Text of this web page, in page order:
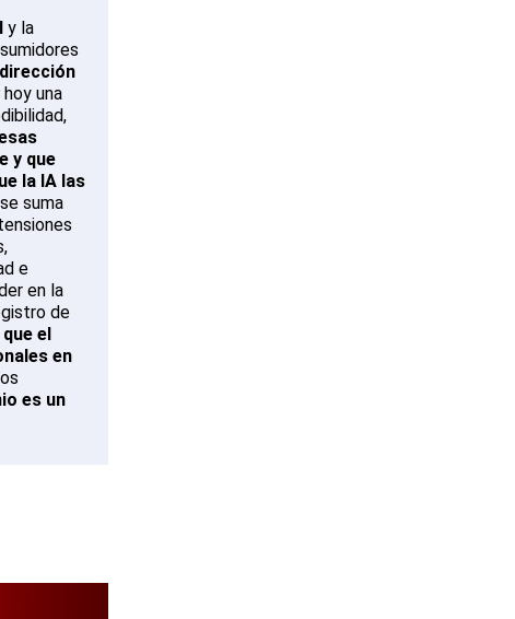
y la
hoy una
y que
la IA las
suma
e
en la
de
el
en
es un